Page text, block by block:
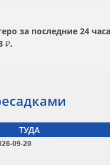
за последние 24
₽.
ТУДА
09-20